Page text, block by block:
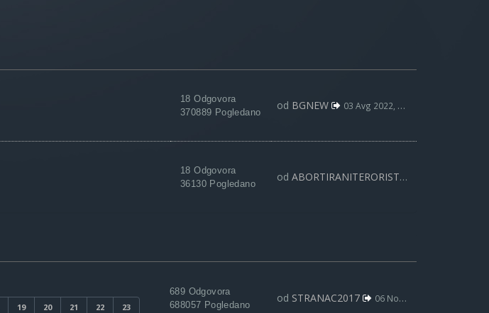
18 Odgovora
370889 Pogledano
od BGNEW 03 Avg 2022, 09:59
18 Odgovora
36130 Pogledano
od ABORTIRANITERORISTA
19 20 21 22 23
689 Odgovora
688057 Pogledano
od STRANAC2017 06 Nov 2021, 22:44